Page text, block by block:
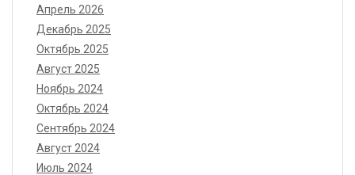
Апрель 2026
Декабрь 2025
Октябрь 2025
Август 2025
Ноябрь 2024
Октябрь 2024
Сентябрь 2024
Август 2024
Июль 2024